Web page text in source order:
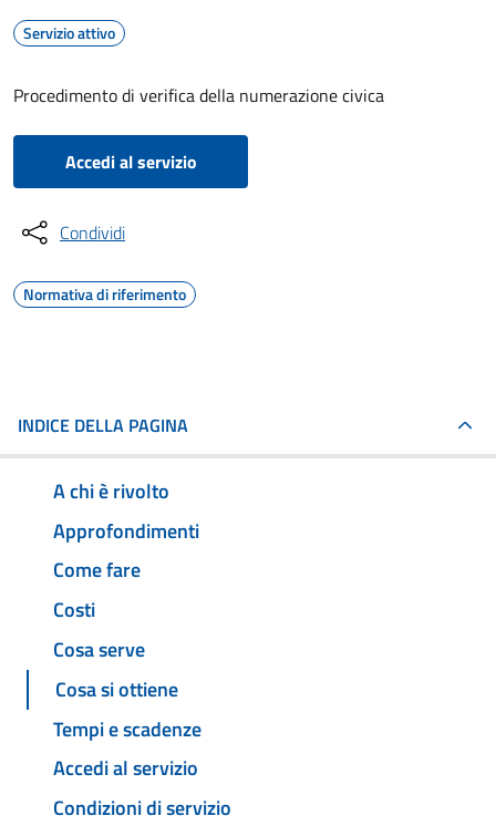
Servizio attivo
Procedimento di verifica della numerazione civica
Accedi al servizio
Condividi
Normativa di riferimento
INDICE DELLA PAGINA
A chi è rivolto
Approfondimenti
Come fare
Costi
Cosa serve
Cosa si ottiene
Tempi e scadenze
Accedi al servizio
Condizioni di servizio